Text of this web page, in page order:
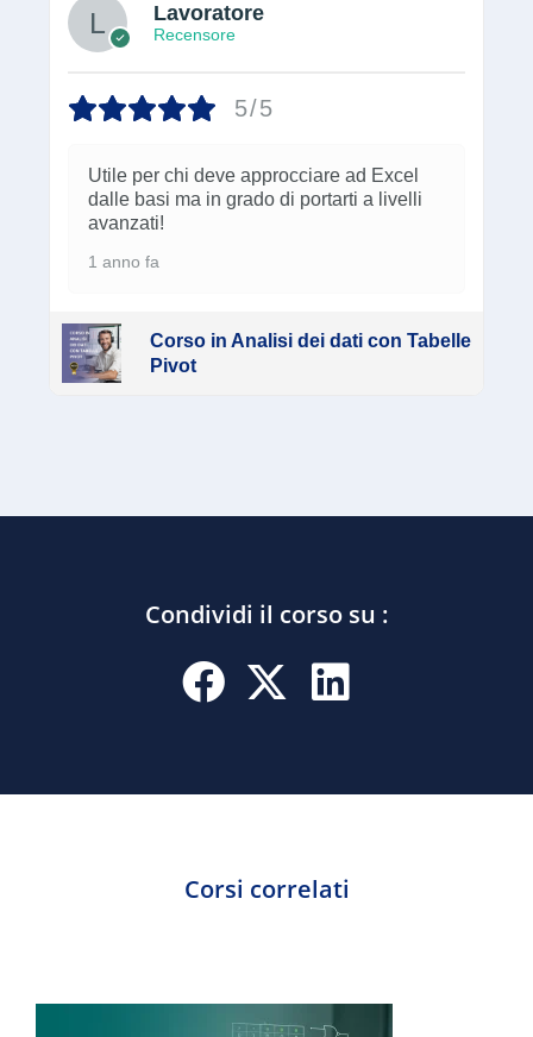
Lavoratore
Recensore
5/5
Utile per chi deve approcciare ad Excel
dalle basi ma in grado di portarti a livelli
avanzati!
1 anno fa
Corso in Analisi dei dati con Tabelle
Pivot
Condividi il corso su :
Corsi correlati